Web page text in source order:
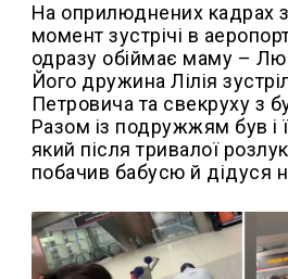
На оприлюднених кадрах
момент зустрічі в
одразу обіймає маму –
Його дружина Лілія
Петровича та свекруху з
Разом із подружжям був і
який після тривалої
побачив бабусю й дідуся